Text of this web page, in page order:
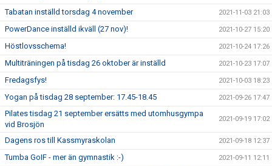
Tabatan inställd torsdag 4 november 2021-11-03 21:03
PowerDance inställd ikväll (27 nov)! 2021-10-27 15:20
Höstlovsschema! 2021-10-24 17:26
Multiträningen på tisdag 26 oktober är inställd 2021-10-23 17:07
Fredagsfys! 2021-10-03 18:23
Yogan på tisdag 28 september: 17.45-18.45 2021-09-26 17:47
Pilates tisdag 21 september ersätts med utomhusgympa
vid Brosjön
2021-09-19 17:02
Dagens ros till Kassmyraskolan 2021-09-18 12:37
Tumba GoIF - mer än gymnastik :-) 2021-09-11 12:11